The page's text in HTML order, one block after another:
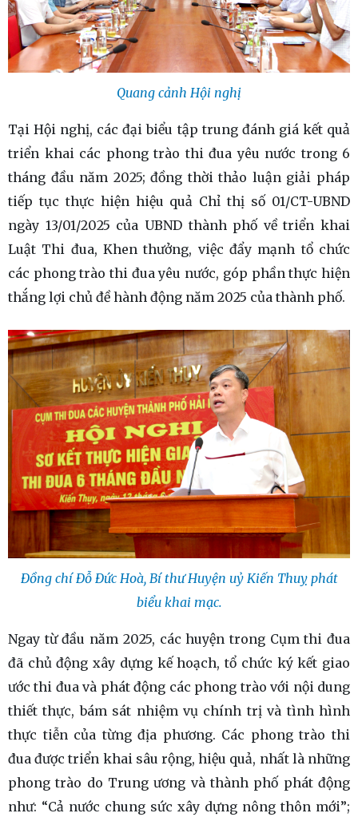
Quang cảnh Hội nghị
Tại Hội nghị, các đại biểu tập trung đánh giá kết quả
triển khai các phong trào thi đua yêu nước trong 6
tháng đầu năm 2025; đồng thời thảo luận giải pháp
tiếp tục thực hiện hiệu quả Chỉ thị số 01/CT-UBND
ngày 13/01/2025 của UBND thành phố về triển khai
Luật Thi đua, Khen thưởng, việc đẩy mạnh tổ chức
các phong trào thi đua yêu nước, góp phần thực hiện
thắng lợi chủ đề hành động năm 2025 của thành phố.
Đồng chí Đỗ Đức Hoà, Bí thư Huyện uỷ Kiến Thuỵ phát
biểu khai mạc.
Ngay từ đầu năm 2025, các huyện trong Cụm thi đua
đã chủ động xây dựng kế hoạch, tổ chức ký kết giao
ước thi đua và phát động các phong trào với nội dung
thiết thực, bám sát nhiệm vụ chính trị và tình hình
thực tiễn của từng địa phương. Các phong trào thi
đua được triển khai sâu rộng, hiệu quả, nhất là những
phong trào do Trung ương và thành phố phát động
như: “Cả nước chung sức xây dựng nông thôn mới”;